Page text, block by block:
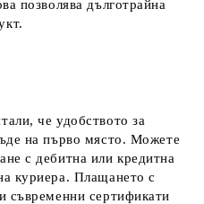
позволява дълготрайна
че удобството за
на първо място. Можете
с дебитна или кредитна
куриера. Плащането с
съвременни сертификати